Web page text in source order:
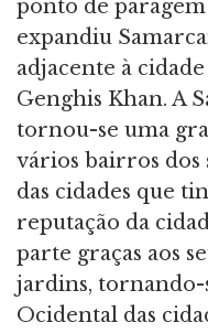
ponto de
expandiu
adjacente à
Genghis Khan. A
tornou-se uma
vários bairros dos
das cidades que
reputação da
parte graças aos
jardins,
Ocidental das